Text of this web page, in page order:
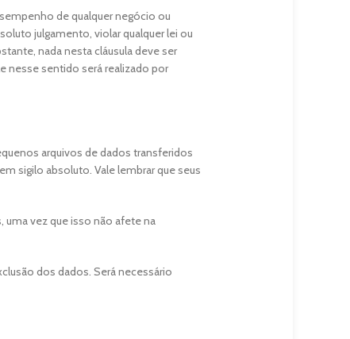
de qualquer negócio ou
julgamento, violar qualquer lei ou
nada nesta cláusula deve ser
nesse sentido será realizado por
arquivos de dados transferidos
sigilo absoluto. Vale lembrar que seus
uma vez que isso não afete na
dos dados. Será necessário